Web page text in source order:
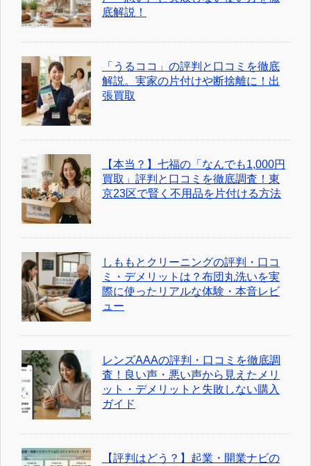
底解説！
「うるココ」の評判と口コミを徹底
解説。実家の片付けや断捨離に！出
張買取
【本当？】七福の「なんでも1,000円
買取」評判と口コミを徹底調査！東
京23区で賢く不用品を片付ける方法
しももとクリーニングの評判・口コ
ミ・デメリットは？布団丸洗いを実
際に使ったリアルな体験・本音レビ
ュー
レンズAAAの評判・口コミを徹底調
査！良い声・悪い声から見えたメリ
ット・デメリットと失敗しない購入
ガイド
【評判はどう？】起業・開業ナビの